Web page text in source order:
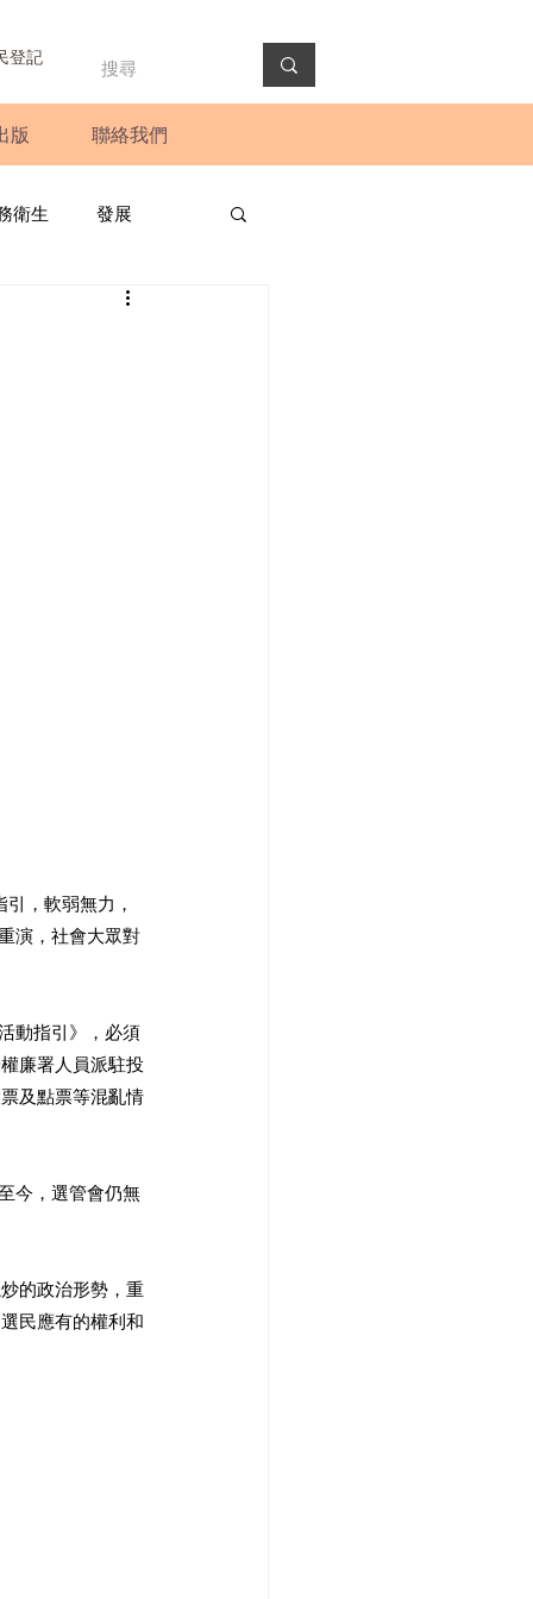
登記
版 聯絡我們
衛生 發展
圓桌會議
，軟弱無力，
演，社會大眾對
動指引》，必須
廉署人員派駐投
及點票等混亂情
今，選管會仍無
的政治形勢，重
民應有的權利和